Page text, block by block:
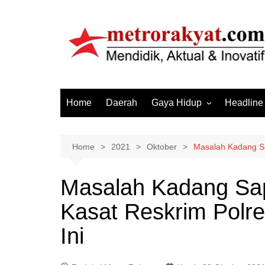
Home Daerah Gaya Hidup
Hiburan
Olahraga
Otomotif
Headline
Home 2021 Oktober Masalah Kadang
Masalah Kadang
Kasat Reskrim
Ini